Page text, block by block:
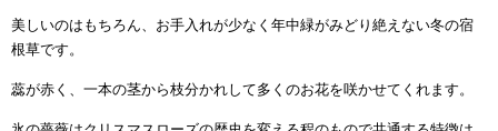
美しいのはもちろん、お手入れが少なく年中緑がみどり絶えない冬の宿
根草です。
蕊が赤く、一本の茎から枝分かれして多くのお花を咲かせてくれます。